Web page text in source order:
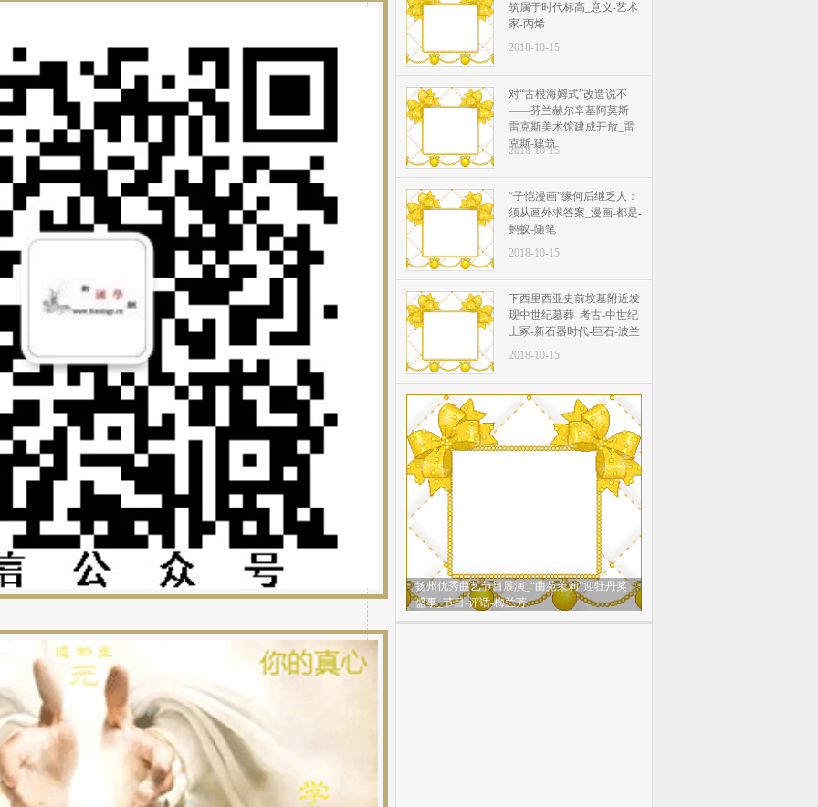
筑属于时代标高_意义-艺术
家-丙烯
2018-10-15
对“古根海姆式”改造说不
——芬兰赫尔辛基阿莫斯·
雷克斯美术馆建成开放_雷
克斯-建筑
2018-10-15
“子恺漫画”缘何后继乏人：
须从画外求答案_漫画-都是-
蚂蚁-随笔
2018-10-15
下西里西亚史前坟墓附近发
现中世纪墓葬_考古-中世纪
土冢-新石器时代-巨石-波兰
2018-10-15
扬州优秀曲艺节目展演_“曲苑茉莉”迎牡丹奖
盛事_节目-评话-梅兰芳